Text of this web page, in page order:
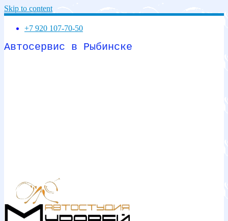
Skip to content
+7 920 107-70-50
Автосервис в Рыбинске